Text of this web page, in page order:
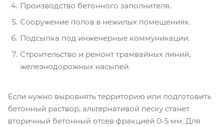
Производство бетонного заполнителя.
Сооружение полов в нежилых помещениях.
Подсыпка под инженерные коммуникации.
Строительство и ремонт трамвайных линий,
железнодорожных насыпей.
Если нужно выровнять территорию или подготовить
бетонный раствор, альтернативой песку станет
вторичный бетонный отсев фракцией 0-5 мм. Для